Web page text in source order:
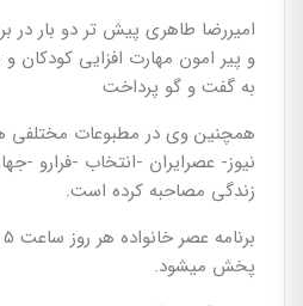
امیررضا طاهری پیش تر دو بار در
و پیر امون مهارت افزایی کودکان و
به گفت و گو پرداخت
همچنین وی در مطبوعات مختلفی
نیوز- عصرایران -انتخاب -فرارو -
زندگی مصاحبه کرده است.
پخش میشود.